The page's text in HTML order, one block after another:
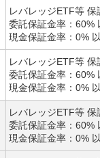
レバレッジETF等 保
委託保証金率：60%
現金保証金率：0%
レバレッジETF等 保
委託保証金率：60%
現金保証金率：0%
レバレッジETF等 保
委託保証金率：60%
現金保証金率：0%